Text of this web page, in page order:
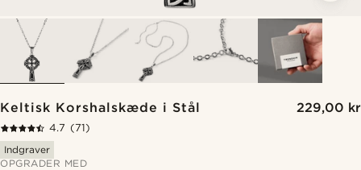
Keltisk Korshalskæde i Stål 229,00 kr
4.7 (71)
Indgraver
OPGRADER MED